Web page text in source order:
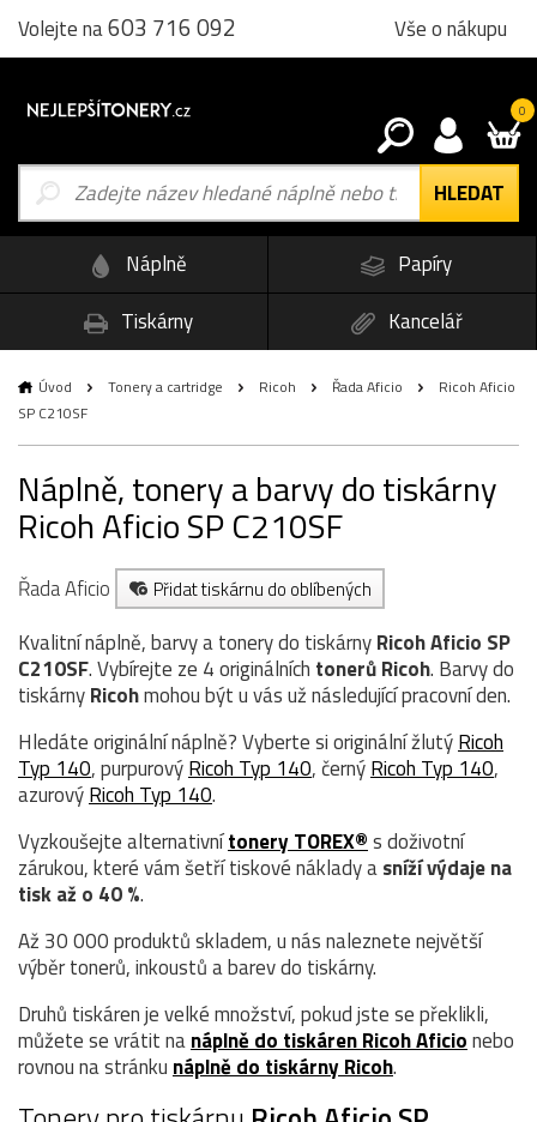
Volejte na603 716 092 Vše o nákupu
0
Náplně
Papíry
Tiskárny
Kancelář
Úvod Tonery a cartridge Ricoh Řada Aficio
Ricoh Aficio
SP C210SF
Náplně, tonery a barvy do tiskárny
Ricoh Aficio SP C210SF
Řada Aficio Přidat tiskárnu do oblíbených
Kvalitní náplně, barvy a tonery do tiskárnyRicoh Aficio SP
C210SF. Vybírejte ze 4 originálních tonerůRicoh. Barvy do
tiskárnyRicohmohou být u vás už následující pracovní den.
Hledáte originální náplně? Vyberte si originální žlutýRicoh
Typ 140, purpurovýRicoh Typ 140, černýRicoh Typ 140,
azurovýRicoh Typ 140.
Vyzkoušejte alternativnítonery TOREX®s doživotní
zárukou, které vám šetří tiskové náklady asníží výdaje na
tisk až o 40 %.
Až 30 000 produktů skladem, u nás naleznete největší
výběr tonerů, inkoustů a barev do tiskárny.
Druhů tiskáren je velké množství, pokud jste se překlikli,
můžete se vrátit nanáplně do tiskáren Ricoh Aficionebo
rovnou na stránku náplně do tiskárny Ricoh.